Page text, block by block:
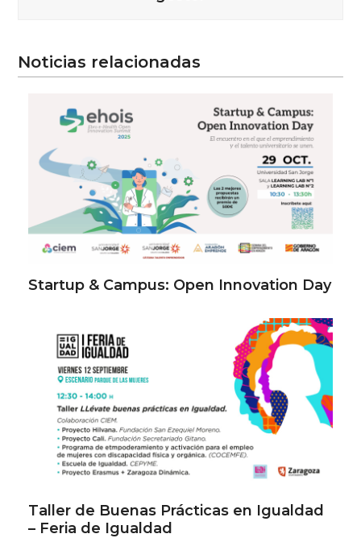
Noticias relacionadas
Startup & Campus: Open Innovation Day
Taller de Buenas Prácticas en Igualdad
– Feria de Igualdad